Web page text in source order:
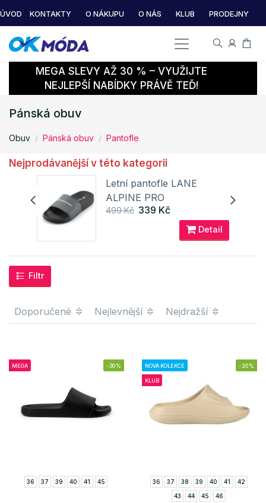
ÚVOD KONTAKTY O NÁKUPU O NÁS KLUB PRODEJNY
MEGA SLEVY AŽ 30 % – VYUŽIJTE
NEJLEPŠÍ NABÍDKY PRÁVĚ TEĎ!
Pánská obuv
Obuv Pánská obuv Pantofle
Nejprodávanější v této kategorii
Letní pantofle LANE
ALPINE PRO
499 Kč 339 Kč
Detail
Filtr
Doporučené Nejlevnější Nejdražší
MEGA -30%
36 37 39 40 41 45
NOVÁ KOLEKCE
KLUB
-20%
36 37 38 39 40 41
42
43
44 45 46